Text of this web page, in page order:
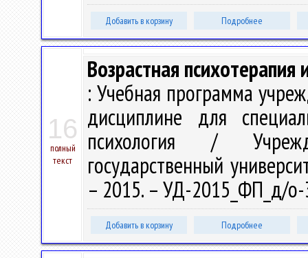
Добавить в корзину Подробнее
16
полный
текст
Возрастная психотерапия
: Учебная программа
дисциплине для
психология /
государственный
– 2015. – УД-2015_ФП_д/
Добавить в корзину Подробнее